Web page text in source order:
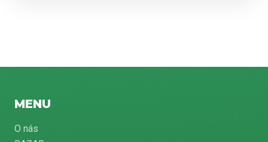
MENU
O nás